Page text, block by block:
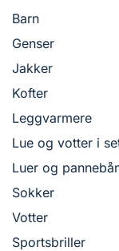
Barn
Genser
Jakker
Kofter
Leggvarmere
Lue og votter i
Luer og
Sokker
Votter
Sportsbriller